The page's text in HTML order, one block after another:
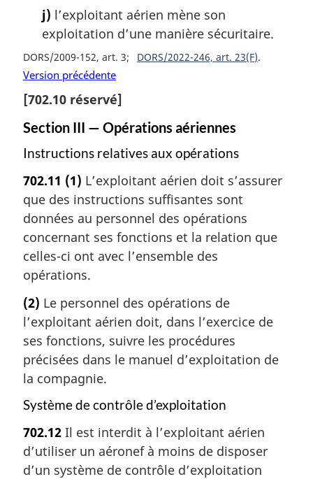
j) l’exploitant aérien mène son
exploitation d’une manière sécuritaire.
DORS/2009-152, art. 3 DORS/2022-246, art. 23(F)
Version précédente
[702.10 réservé]
Section III — Opérations aériennes
Instructions relatives aux opérations
702.11 (1) L’exploitant aérien doit s’assurer
que des instructions suffisantes sont
données au personnel des opérations
concernant ses fonctions et la relation que
celles-ci ont avec l’ensemble des
opérations.
(2) Le personnel des opérations de
l’exploitant aérien doit, dans l’exercice de
ses fonctions, suivre les procédures
précisées dans le manuel d’exploitation de
la compagnie.
Système de contrôle d’exploitation
702.12 Il est interdit à l’exploitant aérien
d’utiliser un aéronef à moins de disposer
d’un système de contrôle d’exploitation